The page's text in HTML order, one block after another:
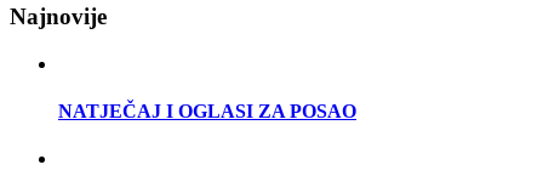
Najnovije
NATJEČAJ I OGLASI ZA POSAO